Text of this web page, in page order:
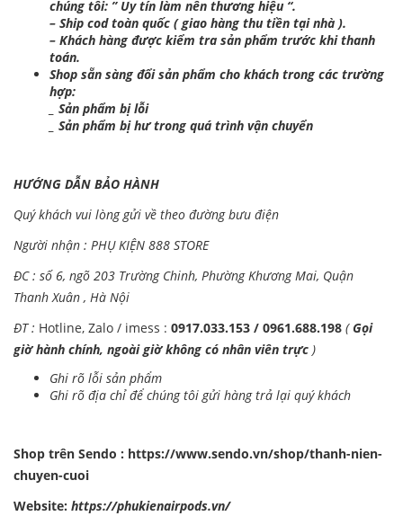
chúng tôi: ” Uy tín làm nên thương hiệu “.
– Ship cod toàn quốc ( giao hàng thu tiền tại nhà ).
– Khách hàng được kiểm tra sản phẩm trước khi thanh
toán.
Shop sẵn sàng đổi sản phẩm cho khách trong các trường
hợp:
_ Sản phẩm bị lỗi
_ Sản phẩm bị hư trong quá trình vận chuyển
HƯỚNG DẪN BẢO HÀNH
Quý khách vui lòng gửi về theo đường bưu điện
Người nhận : PHỤ KIỆN 888 STORE
ĐC : số 6, ngõ 203 Trường Chinh, Phường Khương Mai, Quận
Thanh Xuân , Hà Nội
ĐT : Hotline, Zalo / imess : 0917.033.153 / 0961.688.198 ( Gọi
giờ hành chính, ngoài giờ không có nhân viên trực )
Ghi rõ lỗi sản phẩm
Ghi rõ địa chỉ để chúng tôi gửi hàng trả lại quý khách
Shop trên Sendo : https://www.sendo.vn/shop/thanh-nien-
chuyen-cuoi
Website: https://phukienairpods.vn/